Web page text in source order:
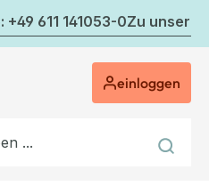
611 141053-0Zu
einloggen